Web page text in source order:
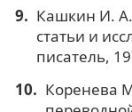
Кашкин И.
статьи и
писатель,
Коренева